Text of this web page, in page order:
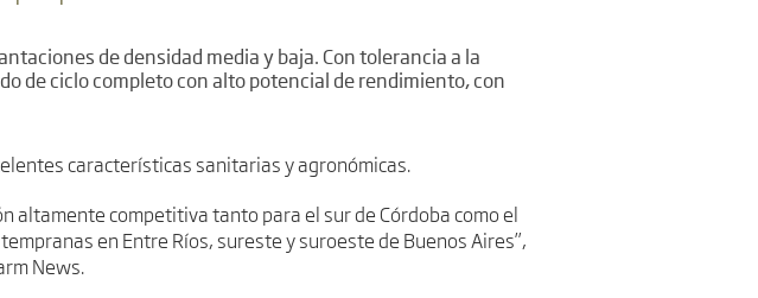
de densidad media y baja. Con tolerancia a la
de ciclo completo con alto potencial de rendimiento, con
características sanitarias y agronómicas.
altamente competitiva tanto para el sur de Córdoba como el
en Entre Ríos, sureste y suroeste de Buenos Aires”,
News.